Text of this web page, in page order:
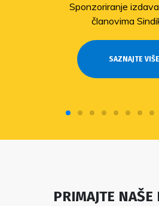
Sponzoriranje
članovima
SAZNAJTE VIŠE
PRIMAJTE NAŠE